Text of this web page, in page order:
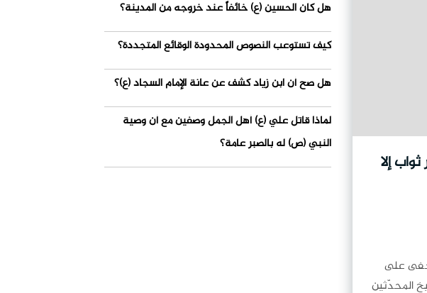
إلا
على
المحدّثين
هل كان الحسين (ع) خائفاً عند خروجه من المدينة؟
كيف تستوعب النصوص المحدودة الوقائع المتجددة؟
هل صح أن ابن زياد كشف عن عانة الإمام السجاد (ع)؟
لماذا قاتل علي (ع) أهل الجمل وصفين مع أن وصية
النبي (ص) له بالصبر عامة؟